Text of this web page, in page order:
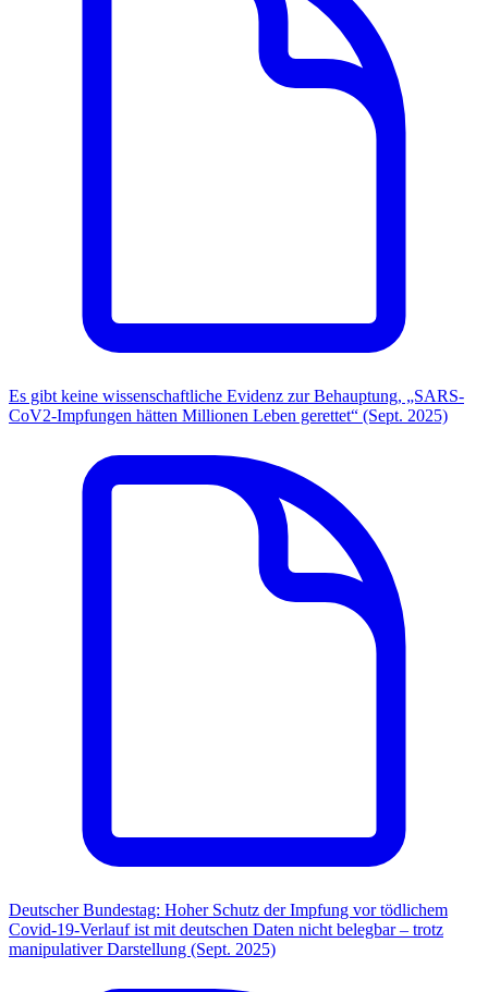
Es gibt keine wissenschaftliche Evidenz zur Behauptung, „SARS-
CoV2-Impfungen hätten Millionen Leben gerettet“ (Sept. 2025)
Deutscher Bundestag: Hoher Schutz der Impfung vor tödlichem
Covid-19-Verlauf ist mit deutschen Daten nicht belegbar – trotz
manipulativer Darstellung (Sept. 2025)